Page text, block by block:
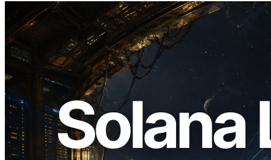
2026.08.05